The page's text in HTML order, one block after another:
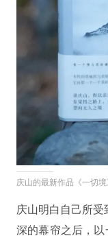
庆山的最新作品《一切
庆山明白自己所
深的幕帘之后，以